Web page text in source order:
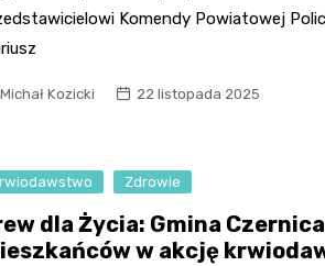
Komendy Powiatowej
Michał Kozicki 22 listopada 2025
Zdrowie
dla Życia: Gmina
w akcję